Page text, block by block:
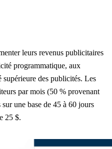
leurs revenus publicitaires
programmatique, aux
supérieure des publicités. Les
par mois (50 % provenant
une base de 45 à 60 jours
25 $.